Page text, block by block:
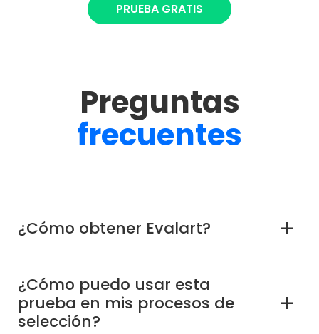
PRUEBA GRATIS
Preguntas
frecuentes
a
¿Cómo obtener Evalart?
a
¿Cómo puedo usar esta
prueba en mis procesos de
selección?